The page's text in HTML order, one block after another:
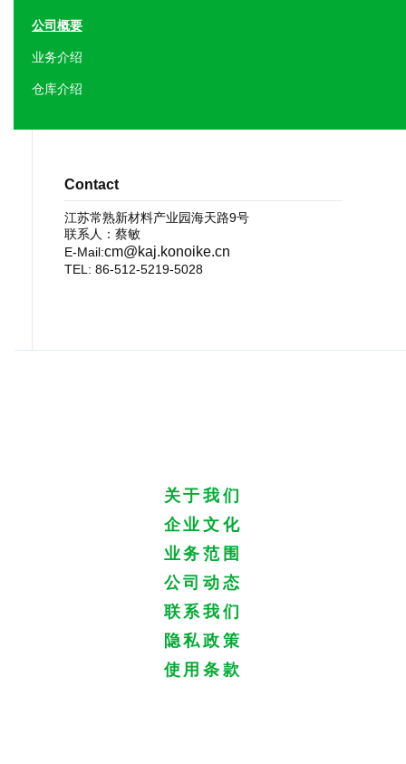
公司概要
业务介绍
仓库介绍
Contact
江苏常熟新材料产业园海天路9号
联系人：蔡敏
E-Mail:cm@kaj.konoike.cn
TEL: 86-512-5219-5028
关于我们
企业文化
业务范围
公司动态
联系我们
隐私政策
使用条款